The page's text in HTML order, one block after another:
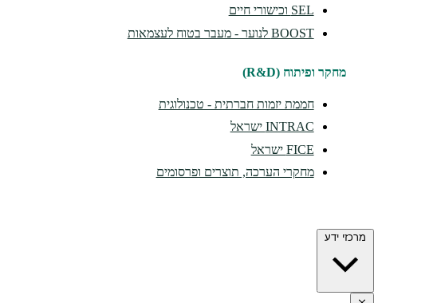
SEL וכישורי חיים
BOOST לנוער - מעבר בטוח לעצמאות
מחקר ופיתוח (R&D)
חממת יזמות חברתית - טכנולוגית
INTRAC ישראל
FICE ישראל
מחקרי הערכה, תוצרים ופרסומים
מרכזי ידע